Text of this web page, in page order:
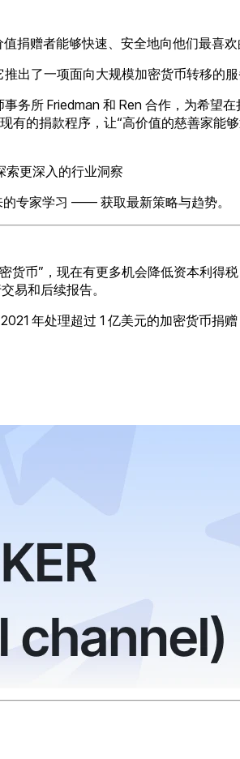
捐赠者能够快速、安全地向他们最喜
出了一项面向大规模加密货币转移的
务所 Friedman 和 Ren 合作，为希望
有的捐款程序，让“高价值的慈善家
索更深入的行业洞察
专家学习 —— 获取最新策略与趋势。
币”，现在有更多机会降低资本利得
易和后续报告。
年处理超过 1 亿美元的加密货币捐